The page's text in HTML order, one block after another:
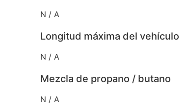
N / A
Longitud máxima del vehículo
N / A
Mezcla de propano / butano
N / A